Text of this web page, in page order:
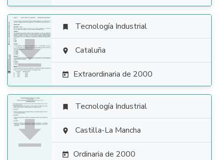

 Tecnología Industrial
 Cataluña
 Extraordinaria de 2000

 Tecnología Industrial
 Castilla-La Mancha
 Ordinaria de 2000